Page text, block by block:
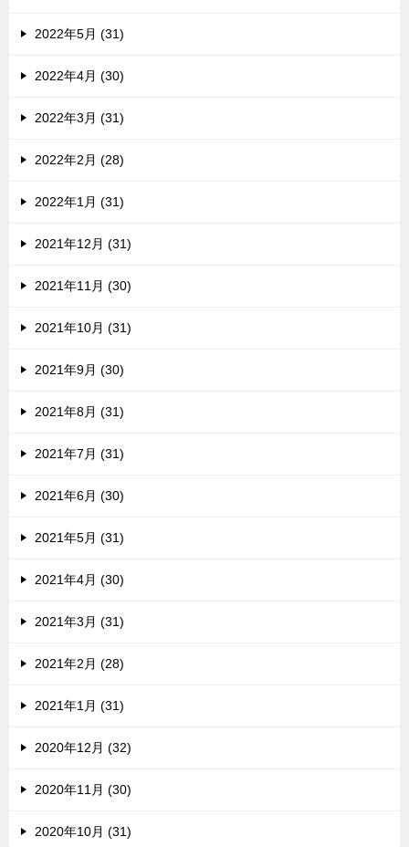
2022年5月 (31)
2022年4月 (30)
2022年3月 (31)
2022年2月 (28)
2022年1月 (31)
2021年12月 (31)
2021年11月 (30)
2021年10月 (31)
2021年9月 (30)
2021年8月 (31)
2021年7月 (31)
2021年6月 (30)
2021年5月 (31)
2021年4月 (30)
2021年3月 (31)
2021年2月 (28)
2021年1月 (31)
2020年12月 (32)
2020年11月 (30)
2020年10月 (31)